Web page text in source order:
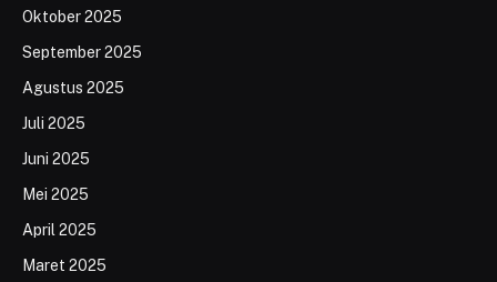
Oktober 2025
September 2025
Agustus 2025
Juli 2025
Juni 2025
Mei 2025
April 2025
Maret 2025